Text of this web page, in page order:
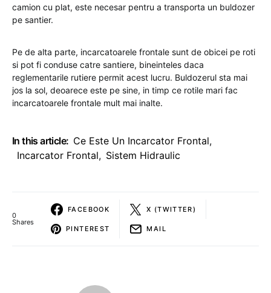
camion cu plat, este necesar pentru a transporta un buldozer
pe santier.
Pe de alta parte, incarcatoarele frontale sunt de obicei pe roti
si pot fi conduse catre santiere, bineinteles daca
reglementarile rutiere permit acest lucru. Buldozerul sta mai
jos la sol, deoarece este pe sine, in timp ce rotile mari fac
incarcatoarele frontale mult mai inalte.
In this article: Ce Este Un Incarcator Frontal,
Incarcator Frontal, Sistem Hidraulic
0
Shares
FACEBOOK X (TWITTER)
PINTEREST MAIL